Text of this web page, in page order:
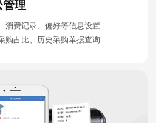
理
消费记录、偏好等信息设置
购占比、历史采购单据查询